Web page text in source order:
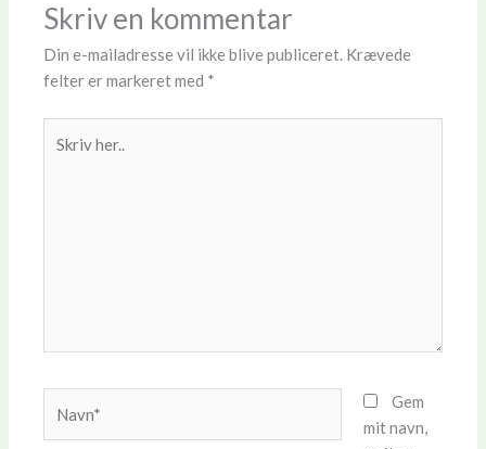
Skriv en kommentar
Din e-mailadresse vil ikke blive publiceret. Krævede
felter er markeret med *
her..
Gem
mit navn,